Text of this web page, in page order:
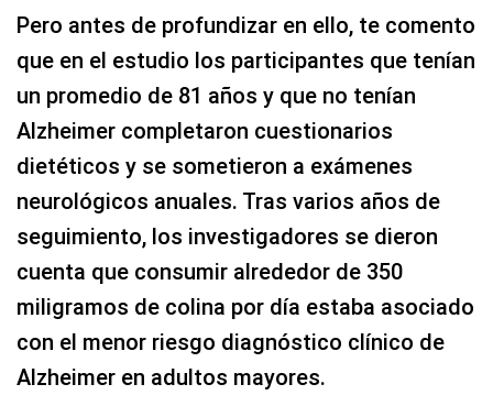
Pero antes de profundizar en ello, te comento
que en el estudio los participantes que tenían
un promedio de 81 años y que no tenían
Alzheimer completaron cuestionarios
dietéticos y se sometieron a exámenes
neurológicos anuales. Tras varios años de
seguimiento, los investigadores se dieron
cuenta que consumir alrededor de 350
miligramos de colina por día estaba asociado
con el menor riesgo diagnóstico clínico de
Alzheimer en adultos mayores.